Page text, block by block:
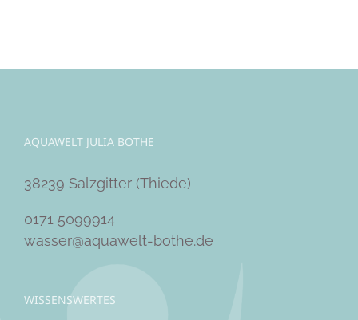
AQUAWELT JULIA BOTHE
38239 Salzgitter (Thiede)
0171 5099914
wasser@aquawelt-bothe.de
WISSENSWERTES